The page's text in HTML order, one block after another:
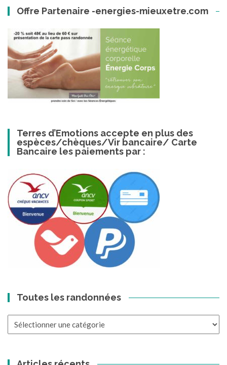
Offre Partenaire -energies-mieuxetre.com
Terres d’Emotions accepte en plus des
espèces/chèques/Vir bancaire/ Carte
Bancaire les paiements par :
Toutes les randonnées